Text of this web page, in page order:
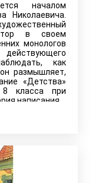
началом
Николаевича.
в своем
монологов
действующего
как
размышляет,
«Детства»
8 класса при
написания…